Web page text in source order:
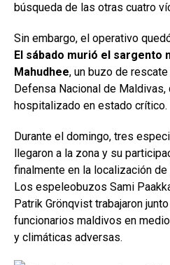
búsqueda de las otras cuatro
Sin embargo, el operativo
El sábado murió el sargento
Mahudhee, un buzo de
Defensa Nacional de Maldivas,
hospitalizado en estado crítico.
Durante el domingo, tres
llegaron a la zona y su
finalmente en la localización
Los espeleobuzos Sami
Patrik Grönqvist trabajaron
funcionarios maldivos en
y climáticas adversas.